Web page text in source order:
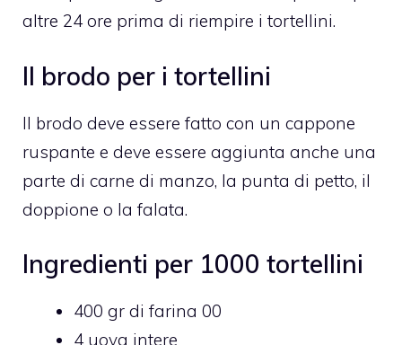
altre 24 ore prima di riempire i tortellini.
Il brodo per i tortellini
Il brodo deve essere fatto con un cappone
ruspante e deve essere aggiunta anche una
parte di carne di manzo, la punta di petto, il
doppione o la falata.
Ingredienti per 1000 tortellini
400 gr di farina 00
4 uova intere